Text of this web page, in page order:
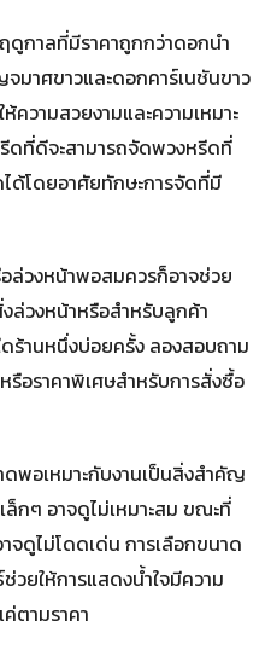
ดูกาลที่มีราคาถูกกว่าดอกนำ
มาศขาวและดอกคาร์เนชันขาว
ความสวยงามและความเหมาะ
ดที่ดีจะสามารถจัดพวงหรีดที่
ด้โดยอาศัยทักษะการจัดที่มี
อล่วงหน้าพอสมควรก็อาจช่วย
ล่วงหน้าหรือสำหรับลูกค้า
ดร้านหนึ่งบ่อยครั้ง ลองสอบถาม
รือราคาพิเศษสำหรับการสั่งซื้อ
พอเหมาะกับงานเป็นสิ่งสำคัญ
กๆ อาจดูไม่เหมาะสม ขณะที่
ดูไม่โดดเด่น การเลือกขนาด
ยให้การแสดงน้ำใจมีความ
ตามราคา